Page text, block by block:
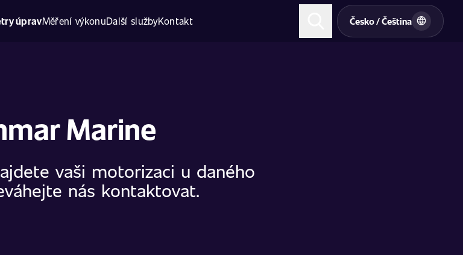
úpravMěření výkonuDalší službyKontakt Česko / Čeština
Marine
vaši motorizaci u daného
nás kontaktovat.